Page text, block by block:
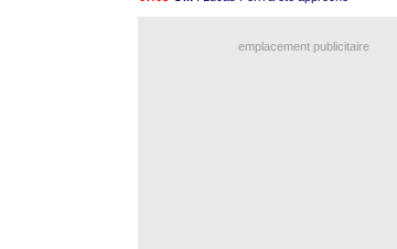
07/08 Lyon: la dernière saison de Fonseca ?
: McCourt a versé 120 M€ en 2026
emplacement publicitaire